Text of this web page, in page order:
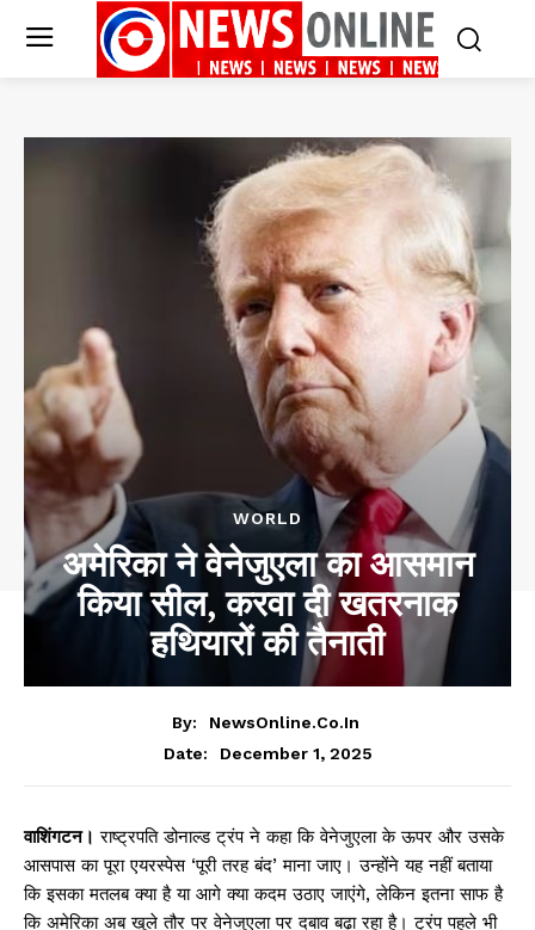
WORLD
अमेरिका ने वेनेजुएला का आसमान
किया सील, करवा दी खतरनाक
हथियारों की तैनाती
By:
NewsOnline.co.in
Date:
December 1, 2025
वाशिंगटन। राष्ट्रपति डोनाल्ड ट्रंप ने कहा कि वेनेजुएला के ऊपर और उसके
आसपास का पूरा एयरस्पेस ‘पूरी तरह बंद’ माना जाए। उन्होंने यह नहीं बताया
कि इसका मतलब क्या है या आगे क्या कदम उठाए जाएंगे, लेकिन इतना साफ है
कि अमेरिका अब खुले तौर पर वेनेजुएला पर दबाव बढ़ा रहा है। ट्रंप पहले भी